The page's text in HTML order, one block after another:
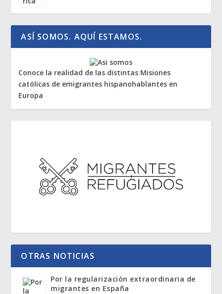
ASÍ SOMOS. AQUÍ ESTAMOS.
Conoce la realidad de las distintas Misiones
católicas de emigrantes hispanohablantes en
Europa
OTRAS NOTICIAS
Por la regularización extraordinaria de
migrantes en España